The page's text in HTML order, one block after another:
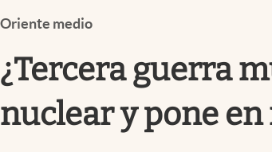
Oriente medio
¿Tercera guerra
nuclear y pone